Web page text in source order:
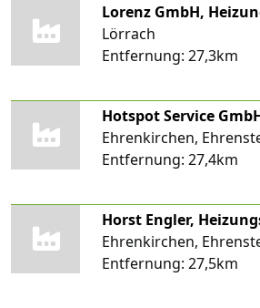
Lorenz GmbH,
Lörrach
Entfernung: 27,3km
Hotspot Service
Ehrenkirchen,
Entfernung: 27,4km
Ehrenkirchen,
Entfernung: 27,5km